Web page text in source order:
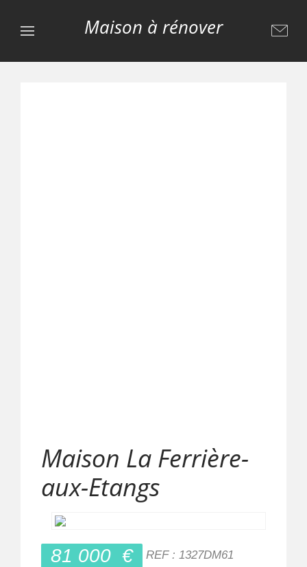
Maison à rénover
Maison La Ferrière-
aux-Etangs
81 000 €
REF : 1327DM61